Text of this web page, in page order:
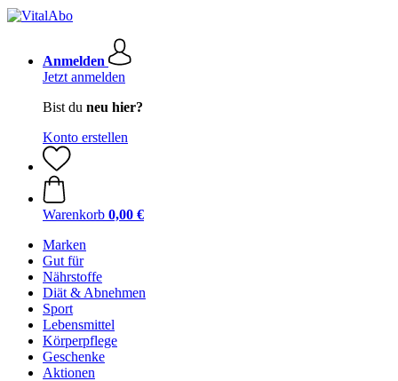
Anmelden
Jetzt anmelden
Bist du neu hier?
Konto erstellen
Warenkorb 0,00 €
Marken
Gut für
Nährstoffe
Diät & Abnehmen
Sport
Lebensmittel
Körperpflege
Geschenke
Aktionen